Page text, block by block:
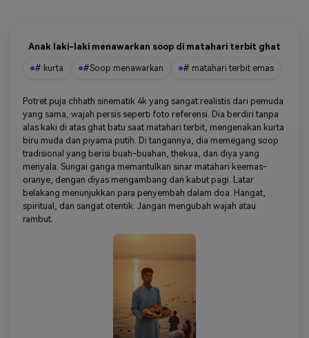
Anak laki-laki menawarkan soop di matahari terbit ghat
# kurta #Soop menawarkan # matahari terbit emas
Potret puja chhath sinematik 4k yang sangat realistis dari pemuda
yang sama, wajah persis seperti foto referensi. Dia berdiri tanpa
alas kaki di atas ghat batu saat matahari terbit, mengenakan kurta
biru muda dan piyama putih. Di tangannya, dia memegang soop
tradisional yang berisi buah-buahan, thekua, dan diya yang
menyala. Sungai ganga memantulkan sinar matahari keemas-
oranye, dengan diyas mengambang dan kabut pagi. Latar
belakang menunjukkan para penyembah dalam doa. Hangat,
spiritual, dan sangat otentik. Jangan mengubah wajah atau
rambut.